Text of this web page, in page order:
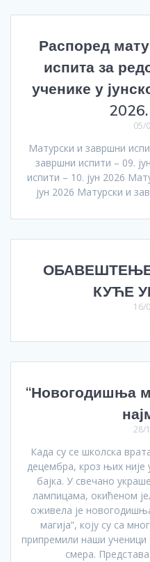
Распоред
испита за
ученике у
05/
Матурски и завршни
завршни испити – 09.
испити – 10. јун 2026
јун 2026 Матурски и
КУЋЕ
16/
“Новогодишња
28/
Када су се школска
децембра, кроз њих
бајка. У свечано
лампицама, окићеном
оживела је
магија”, коју су са
припремили наши ученици
смера.